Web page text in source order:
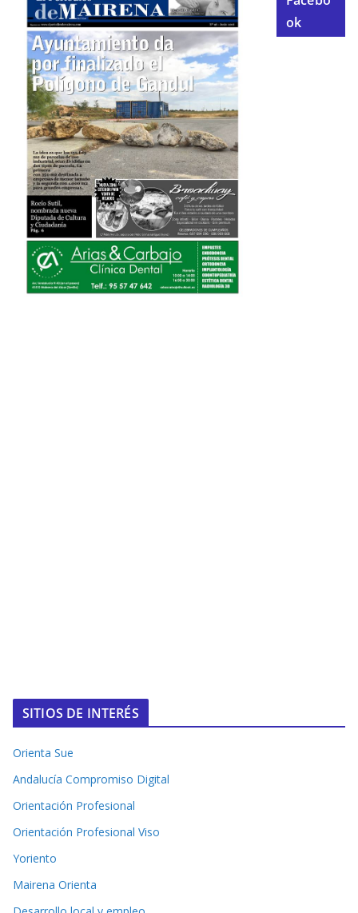
ok
SITIOS DE INTERÉS
Orienta Sue
Andalucía Compromiso Digital
Orientación Profesional
Orientación Profesional Viso
Yoriento
Mairena Orienta